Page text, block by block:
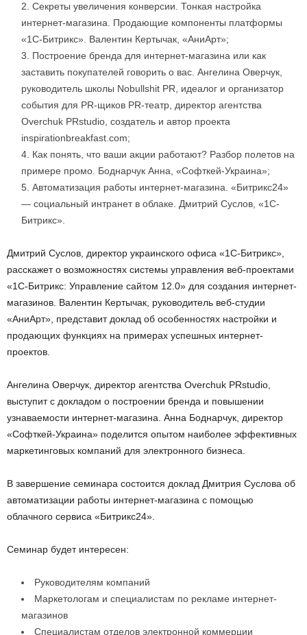
Секреты увеличения конверсии. Тонкая настройка
интернет-магазина. Продающие компоненты платформы
«1С-Битрикс». Валентин Кертычак, «АниАрт»;
Построение бренда для интернет-магазина или как
заставить покупателей говорить о вас. Ангелина Оверчук,
руководитель школы Nobullshit PR, идеалог и организатор
события для PR-щиков PR-театр, директор агентства
Overchuk PRstudio, создатель и автор проекта
inspirationbreakfast.com;
Как понять, что ваши акции работают? Разбор полетов на
примере промо. Боднарчук Анна, «Софткей-Украина»;
Автоматизация работы интернет-магазина. «Битрикс24»
— социальный интранет в облаке. Дмитрий Суслов, «1С-
Битрикс».
Дмитрий Суслов, директор украинского офиса «1С-Битрикс»,
расскажет о возможностях системы управления веб-проектами
«1С-Битрикс: Управление сайтом 12.0» для создания интернет-
магазинов. Валентин Кертычак, руководитель веб-студии
«АниАрт», представит доклад об особенностях настройки и
продающих функциях на примерах успешных интернет-
проектов.
Ангелина Оверчук, директор агентства Overchuk PRstudio,
выступит с докладом о построении бренда и повышении
узнаваемости интернет-магазина. Анна Боднарчук, директор
«Софткей-Украина» поделится опытом наиболее эффективных
маркетинговых компаний для электронного бизнеса.
В завершение семинара состоится доклад Дмитрия Суслова об
автоматизации работы интернет-магазина с помощью
облачного сервиса «Битрикс24».
Семинар будет интересен:
Руководителям компаний
Маркетологам и специалистам по рекламе интернет-
магазинов
Специалистам отделов электронной коммерции